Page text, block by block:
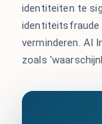
identiteiten te
identiteitsfraude
verminderen. AI
zoals